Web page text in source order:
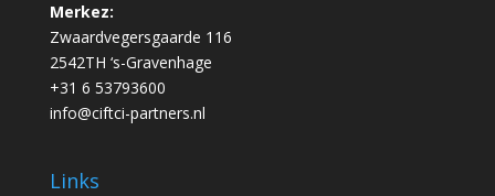
Merkez:
Zwaardvegersgaarde 116
2542TH ‘s-Gravenhage
+31 6 53793600
info@ciftci-partners.nl
Links